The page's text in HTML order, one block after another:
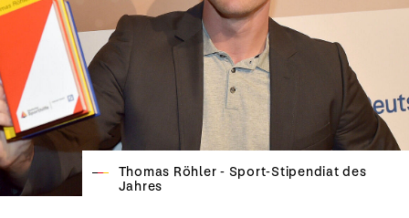
Thomas Röhler - Sport-Stipendiat des
Jahres